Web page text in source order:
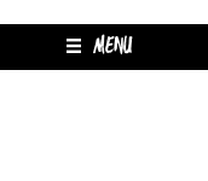
MENU